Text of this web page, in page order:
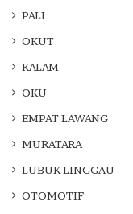
PALI
OKUT
KALAM
OKU
EMPAT LAWANG
MURATARA
LUBUK LINGGAU
OTOMOTIF